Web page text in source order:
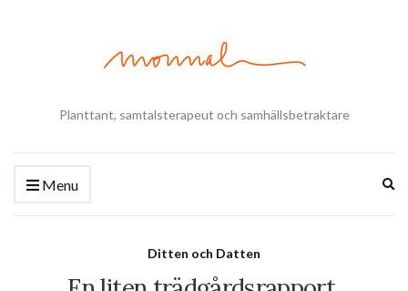
Planttant, samtalsterapeut och samhällsbetraktare
Menu
Ditten och Datten